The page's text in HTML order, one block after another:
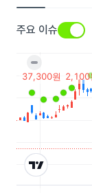
주요 이슈